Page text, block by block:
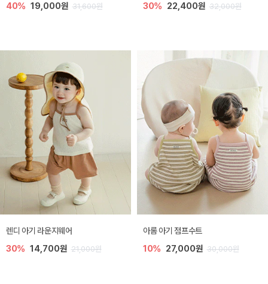
40% 19,000원 31,600원 30% 22,400원 32,000원
렌디 아기 라운지웨어
30% 14,700원 21,000원
아롬 아기 점프수트
10% 27,000원 30,000원